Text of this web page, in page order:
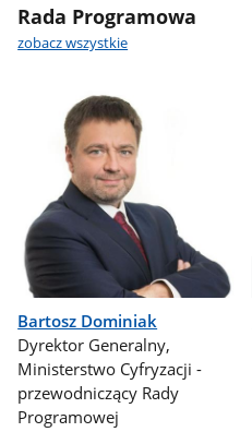
Rada Programowa
zobacz wszystkie
Bartosz Dominiak
Dyrektor Generalny,
Ministerstwo Cyfryzacji -
przewodniczący Rady
Programowej